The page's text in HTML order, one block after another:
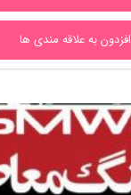
افزدون به علاقه مندی ها